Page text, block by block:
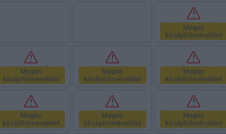
Magas
középhőmérséklet
Magas
középhőmérséklet
Magas
középhőmérséklet
Magas
középhőmérséklet
Magas
középhőmérséklet
Magas
középhőmérséklet
Magas
középhőmérséklet